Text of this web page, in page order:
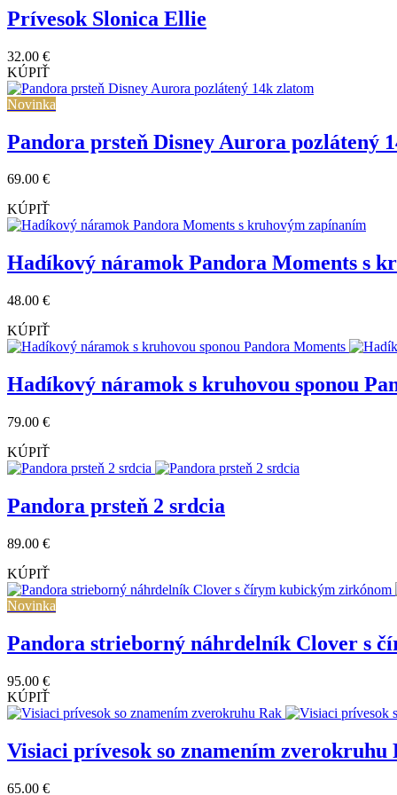
Prívesok Slonica Ellie
32.00 €
KÚPIŤ
Novinka
Pandora prsteň Disney Aurora pozlátený
69.00 €
KÚPIŤ
Hadíkový náramok Pandora Moments s
48.00 €
KÚPIŤ
Hadíkový náramok s kruhovou sponou
79.00 €
KÚPIŤ
Pandora prsteň 2 srdcia
89.00 €
KÚPIŤ
Novinka
Pandora strieborný náhrdelník Clover s
95.00 €
KÚPIŤ
Visiaci prívesok so znamením zverokruhu
65.00 €